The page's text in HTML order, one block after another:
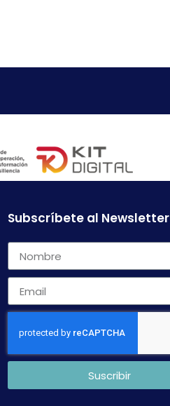
Subscríbete al Newsletter
Suscribir